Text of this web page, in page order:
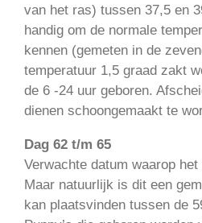
van het ras) tussen 37,5 en
handig om de normale
kennen (gemeten in de
temperatuur 1,5 graad zakt
de 6 -24 uur geboren.
dienen schoongemaakt te
Dag 62 t/m 65
Verwachte datum waarop
Maar natuurlijk is dit een
kan plaatsvinden tussen de